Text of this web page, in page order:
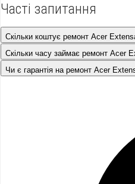
Часті запитання
Скільки коштує ремонт Acer
Скільки часу займає ремонт Acer
Чи є гарантія на ремонт Acer